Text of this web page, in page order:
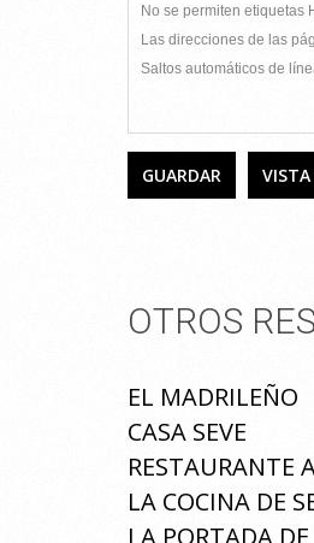
No se permiten etiquetas
Las direcciones de las
Saltos automáticos de
OTROS
EL MADRILEÑO
CASA SEVE
RESTAURANTE
LA COCINA DE
LA PORTADA